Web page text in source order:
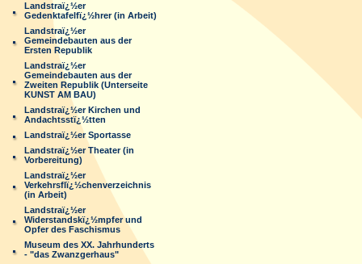
Landstraï¿½er
Gedenktafelfï¿½hrer (in Arbeit)
Landstraï¿½er
Gemeindebauten aus der
Ersten Republik
Landstraï¿½er
Gemeindebauten aus der
Zweiten Republik (Unterseite
KUNST AM BAU)
Landstraï¿½er Kirchen und
Andachtsstï¿½tten
Landstraï¿½er Sportasse
Landstraï¿½er Theater (in
Vorbereitung)
Landstraï¿½er
Verkehrsflï¿½chenverzeichnis
(in Arbeit)
Landstraï¿½er
Widerstandskï¿½mpfer und
Opfer des Faschismus
Museum des XX. Jahrhunderts
- "das Zwanzgerhaus"